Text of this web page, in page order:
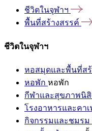
ชีวิตในจุฬาฯ
พื้นที่สร้างสรรค์
ชีวิตในจุฬาฯ
หอสมุดและพื้นที่สร้
หอพัก หอพัก
กีฬาและสุขภาพนิ
โรงอาหารและคาเ
กิจกรรมและชมรม